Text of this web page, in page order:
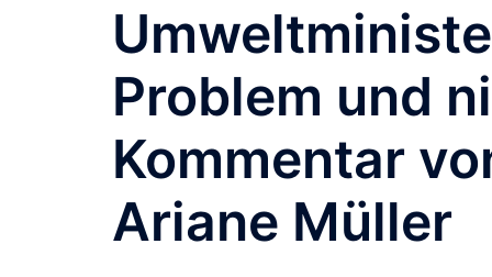
Problem und
Kommentar
Ariane Müller